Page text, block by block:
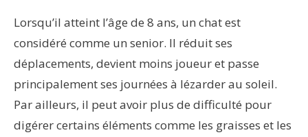
Lorsqu’il atteint l’âge de 8 ans, un chat est
considéré comme un senior. Il réduit ses
déplacements, devient moins joueur et passe
principalement ses journées à lézarder au soleil.
Par ailleurs, il peut avoir plus de difficulté pour
digérer certains éléments comme les graisses et les